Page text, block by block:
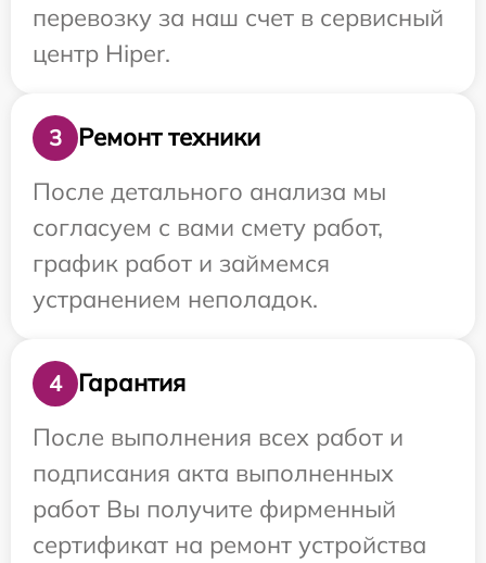
перевозку за наш счет в сервисный
центр Hiper.
3
Ремонт техники
После детального анализа мы
согласуем с вами смету работ,
график работ и займемся
устранением неполадок.
4
Гарантия
После выполнения всех работ и
подписания акта выполненных
работ Вы получите фирменный
сертификат на ремонт устройства